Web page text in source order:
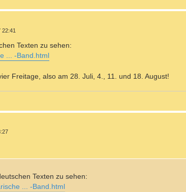
Texten zu sehen:
... -Band.html
Freitage, also am 28. Juli, 4., 11. und 18. August!
Texten zu sehen:
... -Band.html